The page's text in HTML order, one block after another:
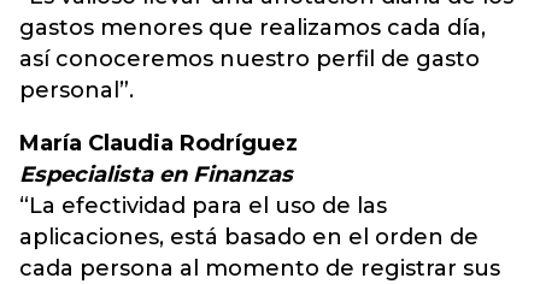
gastos menores que realizamos cada día,
así conoceremos nuestro perfil de gasto
personal”.
María Claudia Rodríguez
Especialista en Finanzas
“La efectividad para el uso de las
aplicaciones, está basado en el orden de
cada persona al momento de registrar sus